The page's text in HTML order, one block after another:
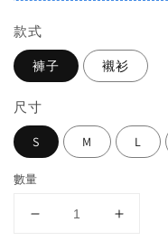
款式
褲子 襯衫
尺寸
S M L
數量